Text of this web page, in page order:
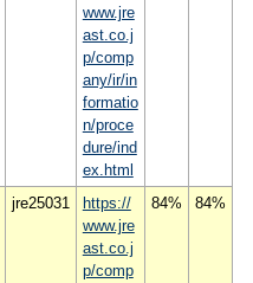
www.jre
ast.co.j
p/comp
any/ir/in
formatio
n/proce
dure/ind
ex.html
jre25031
https://
www.jre
ast.co.j
p/comp
84% 84%